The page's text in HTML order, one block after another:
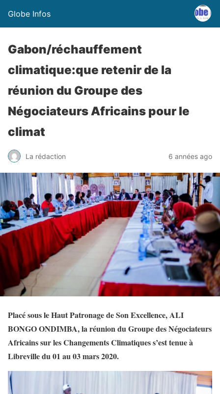
Globe Infos
Gabon/réchauffement
climatique:que retenir de la
réunion du Groupe des
Négociateurs Africains pour le
climat
La rédaction 6 années ago
Placé sous le Haut Patronage de Son Excellence, ALI
BONGO ONDIMBA, la réunion du Groupe des Négociateurs
Africains sur les Changements Climatiques s’est tenue à
Libreville du 01 au 03 mars 2020.